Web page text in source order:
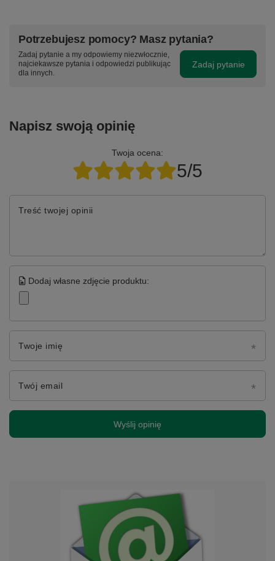
Potrzebujesz pomocy? Masz pytania?
Zadaj pytanie a my odpowiemy niezwłocznie,
najciekawsze pytania i odpowiedzi publikując
dla innych.
Zadaj pytanie
Napisz swoją opinię
Twoja ocena:
5/5
Treść twojej opinii
Dodaj własne zdjęcie produktu:
Twoje imię
Twój email
Wyślij opinię